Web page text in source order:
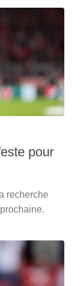
pour
recherche